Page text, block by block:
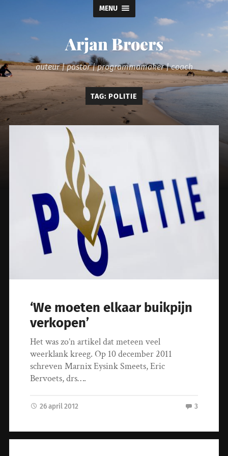
MENU
Arjan Broers
auteur | pastor | programmamaker | coach
TAG: POLITIE
‘We moeten elkaar buikpijn
verkopen’
Het was zo’n artikel dat meteen veel
weerklank kreeg. Op 10 december 2011
schreven Marnix Eysink Smeets, Eric
Bervoets, drs….
26 april 2012 3